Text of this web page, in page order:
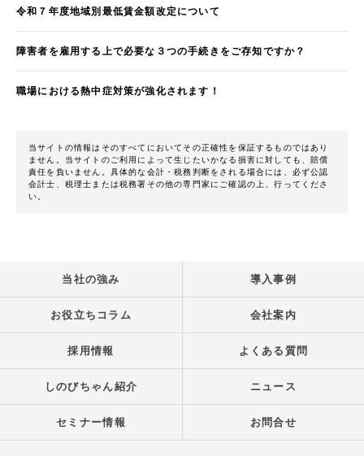
令和７年度地域別最低賃金額改定について
障害者を雇用する上で必要な３つの手続きをご存知ですか？
職場における熱中症対策が強化されます！
当サイトの情報はそのすべてにおいてその正確性を保証するものではあり
ません。当サイトのご利用によって生じたいかなる損害に対しても、賠償
責任を負いません。具体的な会計・税務判断をされる場合には、必ず公認
会計士、税理士または税務署その他の専門家にご確認の上、行ってくださ
い。
当社の強み 導入事例
お役立ちコラム 会社案内
採用情報 よくある質問
しのびちゃん紹介 ニュース
セミナー情報 お問合せ